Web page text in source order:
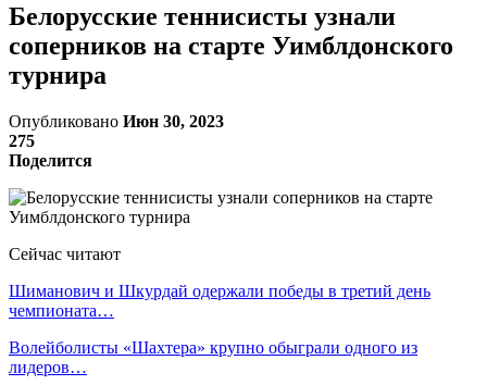
Белорусские теннисисты узнали
соперников на старте Уимблдонского
турнира
Опубликовано Июн 30, 2023
275
Поделится
Сейчас читают
Шиманович и Шкурдай одержали победы в третий день
чемпионата…
Волейболисты «Шахтера» крупно обыграли одного из
лидеров…